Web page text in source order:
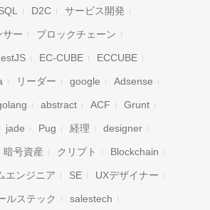
D2C サービス開発
サー ブロックチェーン
EC-CUBE ECCUBE
リーダー google Adsense
abstract ACF Grunt
jade Pug 経理 designer
暗号資産 クリプト Blockchain
エンジニア SE UXデザイナー
ルステック salestech